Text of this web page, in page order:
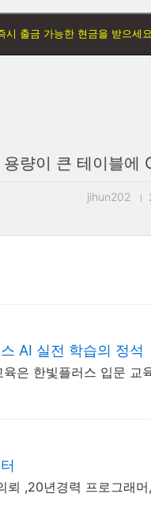
시 출금 가능한 현금을 받으세
량이 큰 테이블에
jihun202
AI 실전 학습의 정석
은 한빛플러스 입문 교
뢰 ,20년경력 프로그래